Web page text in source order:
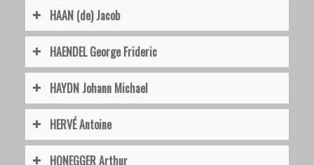
HAAN (de) Jacob
HAENDEL George Frideric
HAYDN Johann Michael
HERVÉ Antoine
HONEGGER Arthur